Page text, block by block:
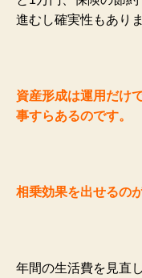
進むし確実性もありま
資産形成は運用だけ
事すらあるのです。
相乗効果を出せるの
年間の生活費を見直